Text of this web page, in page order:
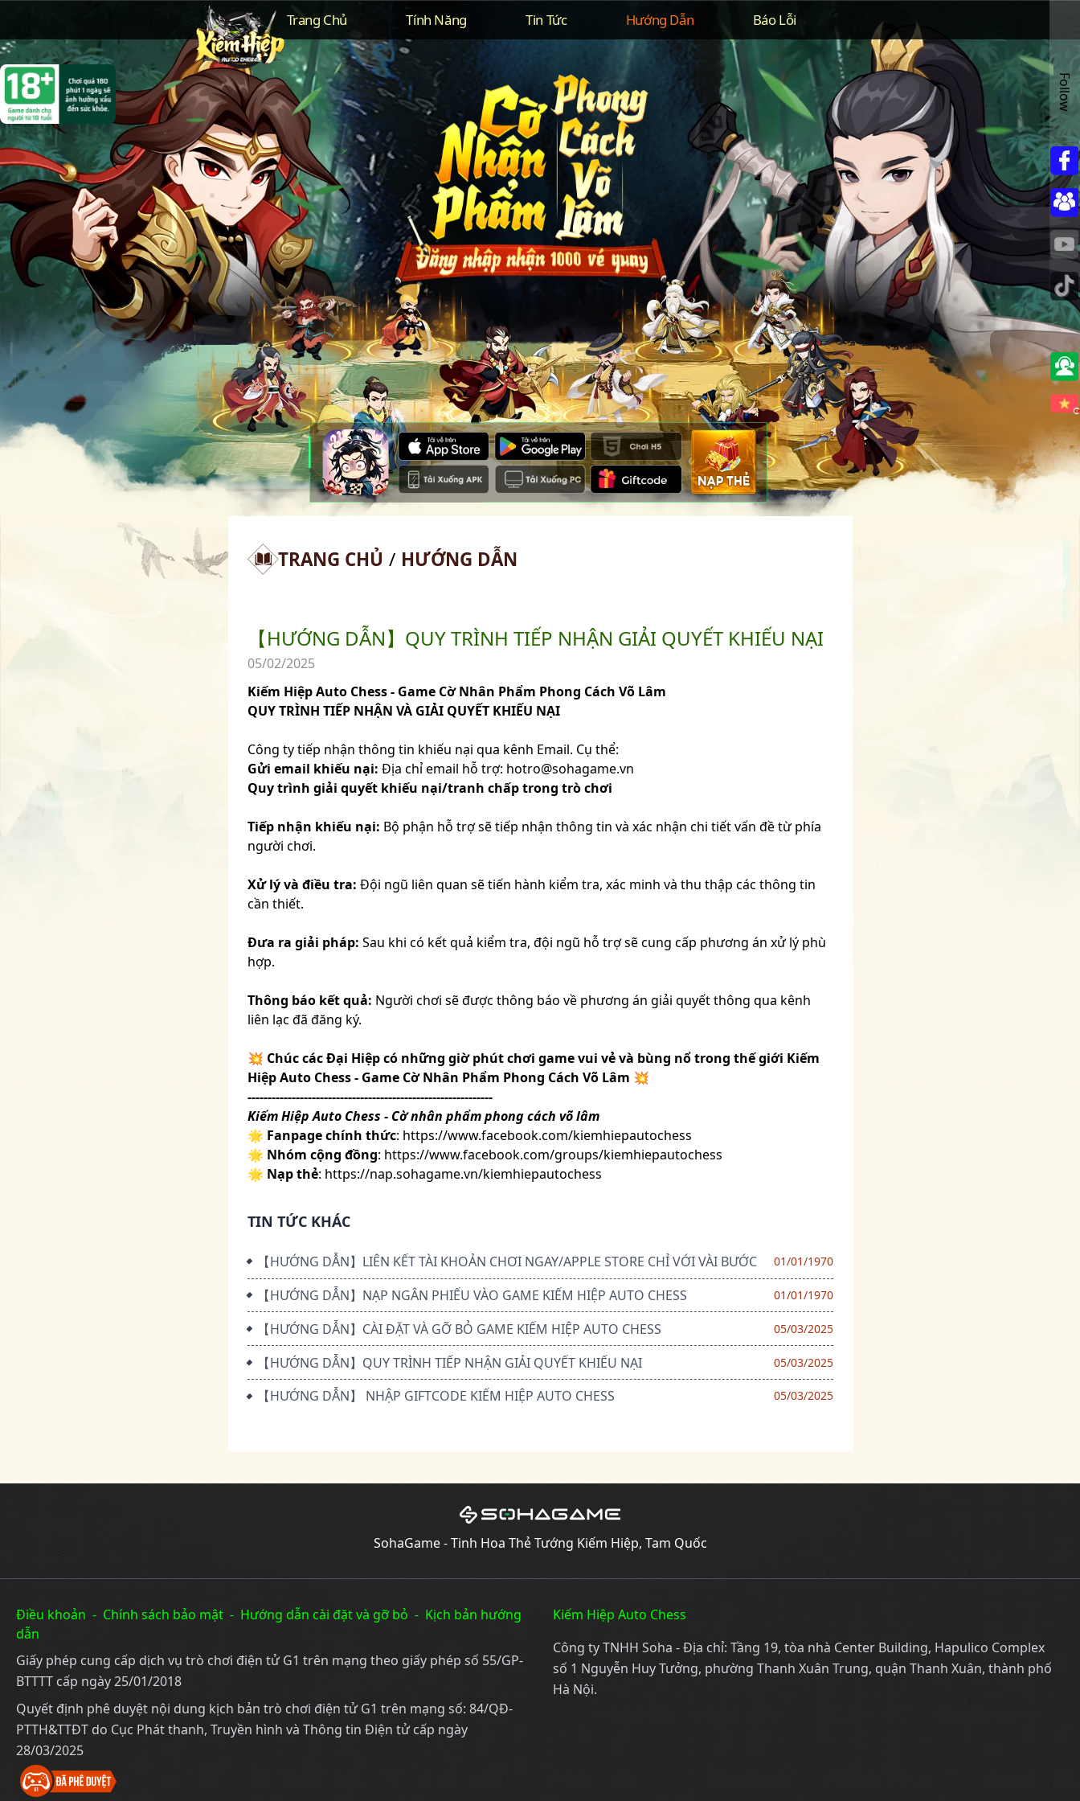
Trang Chủ Tính Năng Tin Tức Hướng Dẫn Báo Lỗi
TRANG CHỦ / HƯỚNG DẪN
【HƯỚNG DẪN】QUY TRÌNH TIẾP NHẬN GIẢI QUYẾT KHIẾU NẠI
05/02/2025
Kiếm Hiệp Auto Chess - Game Cờ Nhân Phẩm Phong Cách Võ Lâm
QUY TRÌNH TIẾP NHẬN VÀ GIẢI QUYẾT KHIẾU NẠI
Công ty tiếp nhận thông tin khiếu nại qua kênh Email. Cụ thể:
Gửi email khiếu nại: Địa chỉ email hỗ trợ: hotro@sohagame.vn
Quy trình giải quyết khiếu nại/tranh chấp trong trò chơi
Tiếp nhận khiếu nại: Bộ phận hỗ trợ sẽ tiếp nhận thông tin và xác nhận chi tiết vấn đề từ phía
người chơi.
Xử lý và điều tra: Đội ngũ liên quan sẽ tiến hành kiểm tra, xác minh và thu thập các thông tin
cần thiết.
Đưa ra giải pháp: Sau khi có kết quả kiểm tra, đội ngũ hỗ trợ sẽ cung cấp phương án xử lý phù
hợp.
Thông báo kết quả: Người chơi sẽ được thông báo về phương án giải quyết thông qua kênh
liên lạc đã đăng ký.
💥 Chúc các Đại Hiệp có những giờ phút chơi game vui vẻ và bùng nổ trong thế giới Kiếm
Hiệp Auto Chess - Game Cờ Nhân Phẩm Phong Cách Võ Lâm 💥
-------------------------------------------------------------
Kiếm Hiệp Auto Chess - Cờ nhân phẩm phong cách võ lâm
🌟 Fanpage chính thức: https://www.facebook.com/kiemhiepautochess
🌟 Nhóm cộng đồng: https://www.facebook.com/groups/kiemhiepautochess
🌟 Nạp thẻ: https://nap.sohagame.vn/kiemhiepautochess
TIN TỨC KHÁC
【HƯỚNG DẪN】LIÊN KẾT TÀI KHOẢN CHƠI NGAY/APPLE STORE CHỈ VỚI VÀI BƯỚC 01/01/1970
【HƯỚNG DẪN】NẠP NGÂN PHIẾU VÀO GAME KIẾM HIỆP AUTO CHESS 01/01/1970
【HƯỚNG DẪN】CÀI ĐẶT VÀ GỠ BỎ GAME KIẾM HIỆP AUTO CHESS 05/03/2025
【HƯỚNG DẪN】QUY TRÌNH TIẾP NHẬN GIẢI QUYẾT KHIẾU NẠI 05/03/2025
【HƯỚNG DẪN】 NHẬP GIFTCODE KIẾM HIỆP AUTO CHESS 05/03/2025
Follow
🇻🇳
SohaGame - Tinh Hoa Thẻ Tướng Kiếm Hiệp, Tam Quốc
Điều khoản - Chính sách bảo mật - Hướng dẫn cài đặt và gỡ bỏ - Kịch bản hướng
dẫn
Giấy phép cung cấp dịch vụ trò chơi điện tử G1 trên mạng theo giấy phép số 55/GP-
BTTTT cấp ngày 25/01/2018
Quyết định phê duyệt nội dung kịch bản trò chơi điện tử G1 trên mạng số: 84/QĐ-
PTTH&TTĐT do Cục Phát thanh, Truyền hình và Thông tin Điện tử cấp ngày
28/03/2025
Kiếm Hiệp Auto Chess
Công ty TNHH Soha - Địa chỉ: Tầng 19, tòa nhà Center Building, Hapulico Complex
số 1 Nguyễn Huy Tưởng, phường Thanh Xuân Trung, quận Thanh Xuân, thành phố
Hà Nội.